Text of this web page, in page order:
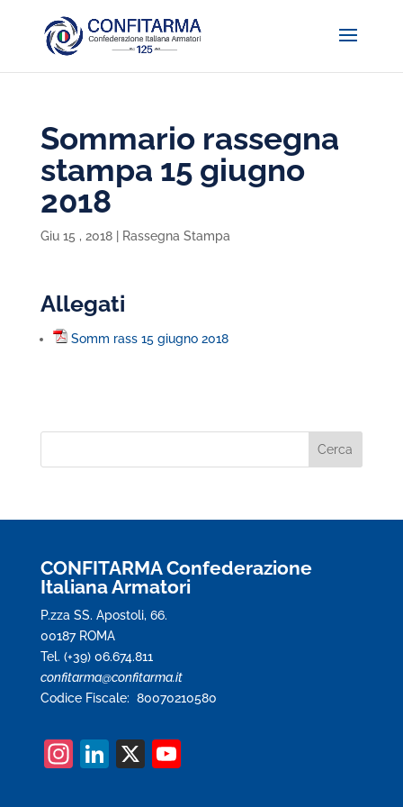
Sommario rassegna
stampa 15 giugno
2018
Giu 15 , 2018| Rassegna Stampa
Allegati
Somm rass 15 giugno 2018
CONFITARMA Confederazione
Italiana Armatori
P.zza SS. Apostoli, 66.
00187 ROMA
Tel. (+39) 06.674.811
confitarma@confitarma.it
Codice Fiscale: 80070210580
In Li X Y